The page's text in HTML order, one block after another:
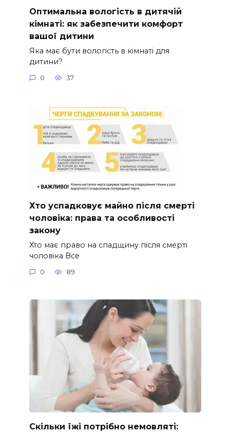
Оптимальна вологість в дитячій
кімнаті: як забезпечити комфорт
вашої дитини
Яка має бути вологість в кімнаті для
дитини?
0 37
Хто успадковує майно після смерті
чоловіка: права та особливості
закону
Хто має право на спадщину після смерті
чоловіка Все
0 89
Скільки їжі потрібно немовляті: